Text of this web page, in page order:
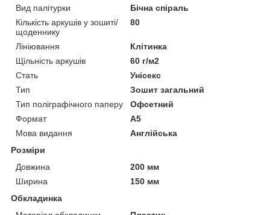
Вид палітурки
Бічна спіраль
Кількість аркушів у зошиті/
щоденнику
80
Лініювання
Клітинка
Щільність аркушів
60 г/м2
Стать
Унісекс
Тип
Зошит загальний
Тип поліграфічного паперу
Офсетний
Формат
A5
Мова видання
Англійська
Розміри
Довжина
200 мм
Ширина
150 мм
Обкладинка